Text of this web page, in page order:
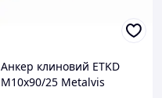
Анкер клиновий ETKD
М10х90/25 Metalvis